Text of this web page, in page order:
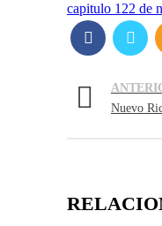
capitulo 122 de
Nuevo